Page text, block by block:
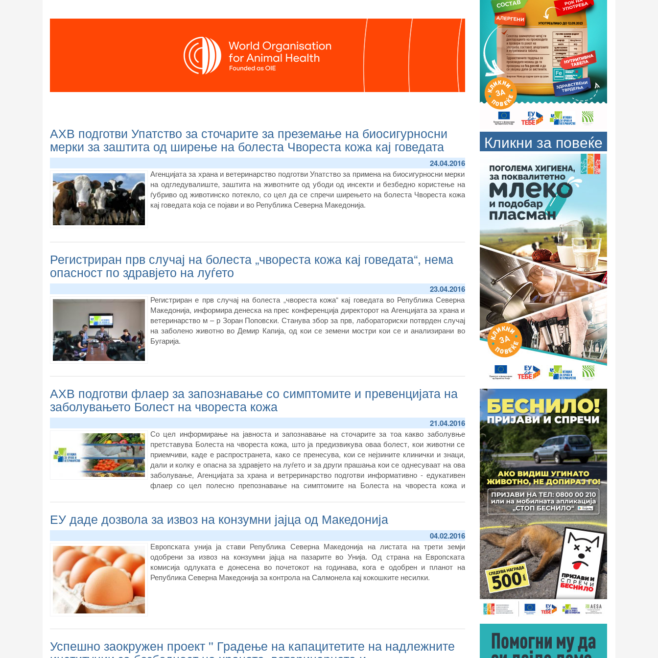
АХВ подготви Упатство за сточарите за преземање на биосигурносни
мерки за заштита од ширење на болеста Чвореста кожа кај говедата
24.04.2016
Агенцијата за храна и ветеринарство подготви Упатство за примена на биосигурносни мерки
на одгледувалиште, заштита на животните од убоди од инсекти и безбедно користење на
ѓубриво од животинско потекло, со цел да се спречи ширењето на болеста Чвореста кожа
кај говедата која се појави и во Република Северна Македонија.
Регистриран прв случај на болеста „чвореста кожа кај говедата“, нема
опасност по здравјето на луѓето
23.04.2016
Регистриран е прв случај на болеста „чвореста кожа“ кај говедата во Република Северна
Македонија, информира денеска на прес конференција директорот на Агенцијата за храна и
ветеринарство м – р Зоран Поповски. Станува збор за прв, лабораториски потврден случај
на заболено животно во Демир Капија, од кои се земени мостри кои се и анализирани во
Бугарија.
АХВ подготви флаер за запознавање со симптомите и превенцијата на
заболувањето Болест на чвореста кожа
21.04.2016
Со цел информирање на јавноста и запознавање на сточарите за тоа какво заболувње
претставува Болеста на чвореста кожа, што ја предизвикува оваа болест, кои животни се
приемчиви, каде е распространета, како се пренесува, кои се нејзините клинички и знаци,
дали и колку е опасна за здравјето на луѓето и за други прашања кои се однесуваат на ова
заболување, Агенцијата за храна и ветреринарство подготви информативно - едукативен
флаер со цел полесно препознавање на симптомите на Болеста на чвореста кожа и
ЕУ даде дозвола за извоз на конзумни јајца од Македонија
04.02.2016
Европската унија ја стави Република Северна Македонија на листата на трети земји
одобрени за извоз на конзумни јајца на пазарите во Унија. Од страна на Европската
комисија одлуката е донесена во почетокот на годинава, кога е одобрен и планот на
Република Северна Македонија за контрола на Салмонела кај кокошките несилки.
Успешно заокружен проект '' Градење на капацитетите на надлежните
Кликни за повеќе